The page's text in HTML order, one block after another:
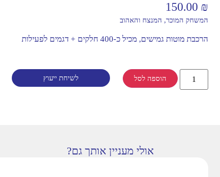
150.00 ₪
המשחק המוכר, המנצח והאהוב
הרכבת מוטות גמישים, מכיל כ-400 חלקים + דגמים לפעילות
הוספה לסל לשיחת ייעוץ
אולי מעניין אותך גם?